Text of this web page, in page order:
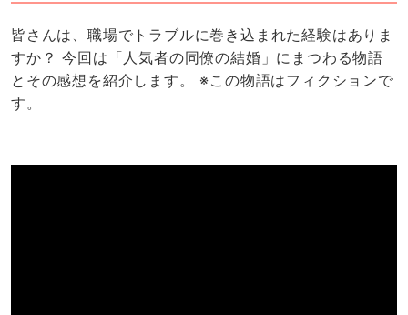
皆さんは、職場でトラブルに巻き込まれた経験はありま
すか？ 今回は「人気者の同僚の結婚」にまつわる物語
とその感想を紹介します。 ※この物語はフィクションで
す。